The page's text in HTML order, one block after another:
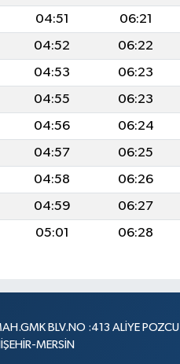
04:51 06:21
04:52 06:22
04:53 06:23
04:55 06:23
04:56 06:24
04:57 06:25
04:58 06:26
04:59 06:27
05:01 06:28
BLV.NO :413 ALİYE POZCU
MERSİN